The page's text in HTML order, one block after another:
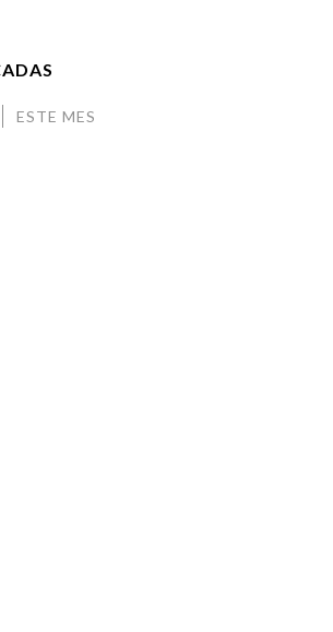
normativa vixente en materia de
de Carácter Persoal, a Real Academia
usuarios que faciliten o seu correo
calquera outra información de carácter
datos serán obxecto de tratamento
confidencial e incorporados aos seus
Así mesmo, os usuarios poderán exercer o
rectificación, oposición e cancelación dos
en contacto connosco.
as condicións da política de
que aparece na imaxe:
ESTE MES